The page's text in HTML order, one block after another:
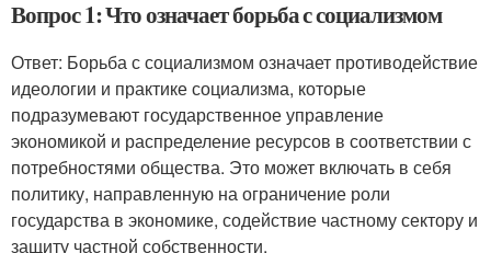
Вопрос 1: Что означает борьба с социализмом
Ответ: Борьба с социализмом означает противодействие
идеологии и практике социализма, которые
подразумевают государственное управление
экономикой и распределение ресурсов в соответствии с
потребностями общества. Это может включать в себя
политику, направленную на ограничение роли
государства в экономике, содействие частному сектору и
защиту частной собственности.